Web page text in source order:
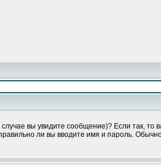
вы увидите сообщение)? Если так, то
ли вы вводите имя и пароль.